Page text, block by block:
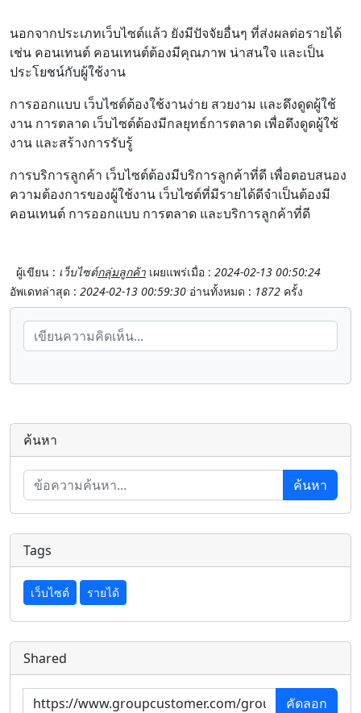
นอกจากประเภทเว็บไซต์แล้ว ยังมีปัจจัยอื่นๆ ที่ส่งผลต่อรายได้
เช่น คอนเทนต์ คอนเทนต์ต้องมีคุณภาพ น่าสนใจ และเป็น
ประโยชน์กับผู้ใช้งาน
การออกแบบ เว็บไซต์ต้องใช้งานง่าย สวยงาม และดึงดูดผู้ใช้
งาน การตลาด เว็บไซต์ต้องมีกลยุทธ์การตลาด เพื่อดึงดูดผู้ใช้
งาน และสร้างการรับรู้
การบริการลูกค้า เว็บไซต์ต้องมีบริการลูกค้าที่ดี เพื่อตอบสนอง
ความต้องการของผู้ใช้งาน เว็บไซต์ที่มีรายได้ดีจำเป็นต้องมี
คอนเทนต์ การออกแบบ การตลาด และบริการลูกค้าที่ดี
ผู้เขียน : เว็บไซต์กลุ่มลูกค้า เผยแพร่เมื่อ : 2024-02-13 00:50:24
อัพเดทล่าสุด : 2024-02-13 00:59:30 อ่านทั้งหมด : 1872 ครั้ง
ค้นหา
ค้นหา
Tags
เว็บไซต์ รายได้
Shared
คัดลอก